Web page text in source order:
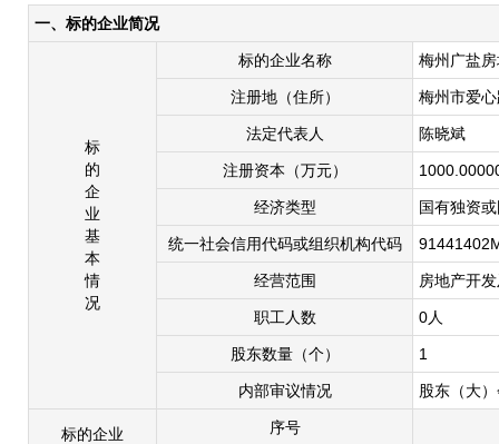
一、标的企业简况
标
的
企
业
基
本
情
况
标的企业名称 梅州广盐
注册地（住所） 梅州市爱
法定代表人 陈晓斌
注册资本（万元）
经济类型 国有独资
统一社会信用代码或组织机构代码
经营范围 房地产开
职工人数 0人
股东数量（个） 1
内部审议情况 股东（大
标的企业
序号